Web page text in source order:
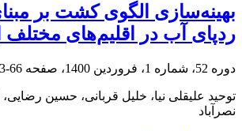
بهینه‌سازی الگوی کشت بر
ردپای آب در اقلیم‌های مختلف
دوره 52، شماره 1، فروردین 1400، صفحه 66-53
توحید علیقلی نیا، خلیل قربانی، حسین رضایی،
نصرآباد